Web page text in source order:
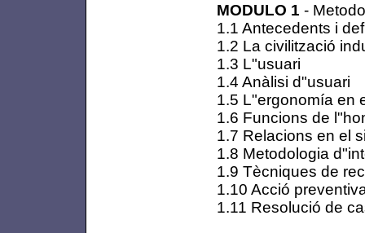
MODULO 1 -
1.1 Antecedents i
1.2 La civilització
1.3 L"usuari
1.4 Anàlisi d"usuari
1.5 L"ergonomía en
1.6 Funcions de
1.7 Relacions en el
1.8 Metodologia
1.9 Tècniques de
1.10 Acció
1.11 Resolució de